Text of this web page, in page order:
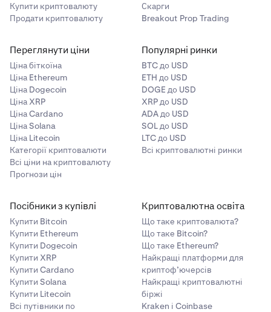
Купити криптовалюту
Продати криптовалюту
Скарги
Breakout Prop Trading
Переглянути ціни
Ціна біткоїна
Ціна Ethereum
Ціна Dogecoin
Ціна XRP
Ціна Cardano
Ціна Solana
Ціна Litecoin
Категорії криптовалюти
Всі ціни на криптовалюту
Прогнози цін
Популярні ринки
BTC до USD
ETH до USD
DOGE до USD
XRP до USD
ADA до USD
SOL до USD
LTC до USD
Всі криптовалютні ринки
Посібники з купівлі
Купити Bitcoin
Купити Ethereum
Купити Dogecoin
Купити XRP
Купити Cardano
Купити Solana
Купити Litecoin
Всі путівники по
Криптовалютна освіта
Що таке криптовалюта?
Що таке Bitcoin?
Що таке Ethereum?
Найкращі платформи для
криптоф’ючерсів
Найкращі криптовалютні
біржі
Kraken і Coinbase